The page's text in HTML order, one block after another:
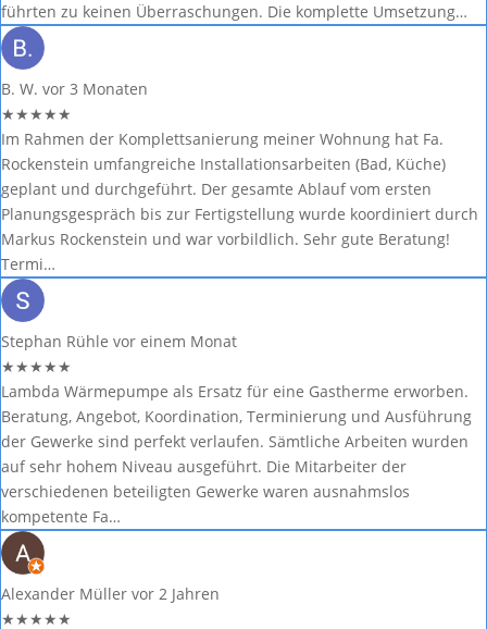
führten zu keinen Überraschungen. Die komplette Umsetzung…
B. W. vor 3 Monaten
★★★★★
Im Rahmen der Komplettsanierung meiner Wohnung hat Fa.
Rockenstein umfangreiche Installationsarbeiten (Bad, Küche)
geplant und durchgeführt. Der gesamte Ablauf vom ersten
Planungsgespräch bis zur Fertigstellung wurde koordiniert durch
Markus Rockenstein und war vorbildlich. Sehr gute Beratung!
Termi…
Stephan Rühle vor einem Monat
★★★★★
Lambda Wärmepumpe als Ersatz für eine Gastherme erworben.
Beratung, Angebot, Koordination, Terminierung und Ausführung
der Gewerke sind perfekt verlaufen. Sämtliche Arbeiten wurden
auf sehr hohem Niveau ausgeführt. Die Mitarbeiter der
verschiedenen beteiligten Gewerke waren ausnahmslos
kompetente Fa…
Alexander Müller vor 2 Jahren
★★★★★